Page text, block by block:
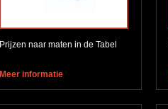
Prijzen naar maten in de Tabel
Meer informatie